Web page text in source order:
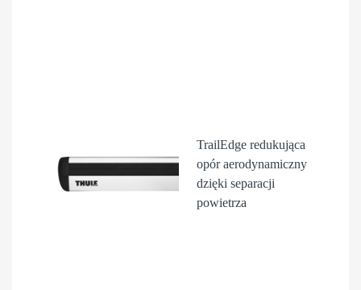
TrailEdge redukująca
opór aerodynamiczny
dzięki separacji
powietrza